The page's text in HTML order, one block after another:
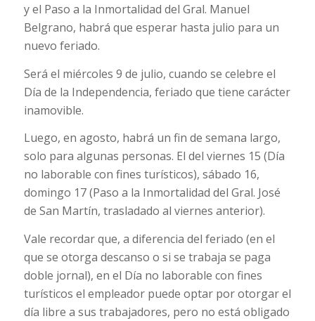
y el Paso a la Inmortalidad del Gral. Manuel
Belgrano, habrá que esperar hasta julio para un
nuevo feriado.
Será el miércoles 9 de julio, cuando se celebre el
Día de la Independencia, feriado que tiene carácter
inamovible.
Luego, en agosto, habrá un fin de semana largo,
solo para algunas personas. El del viernes 15 (Día
no laborable con fines turísticos), sábado 16,
domingo 17 (Paso a la Inmortalidad del Gral. José
de San Martín, trasladado al viernes anterior).
Vale recordar que, a diferencia del feriado (en el
que se otorga descanso o si se trabaja se paga
doble jornal), en el Día no laborable con fines
turísticos el empleador puede optar por otorgar el
día libre a sus trabajadores, pero no está obligado